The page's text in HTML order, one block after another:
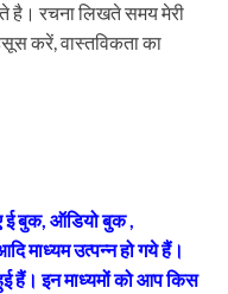
है। रचना लिखते समय मेरी
करें, वास्तविकता का
बुक, ऑडियो बुक ,
माध्यम उत्पन्न हो गये हैं।
हैं। इन माध्यमों को आप किस